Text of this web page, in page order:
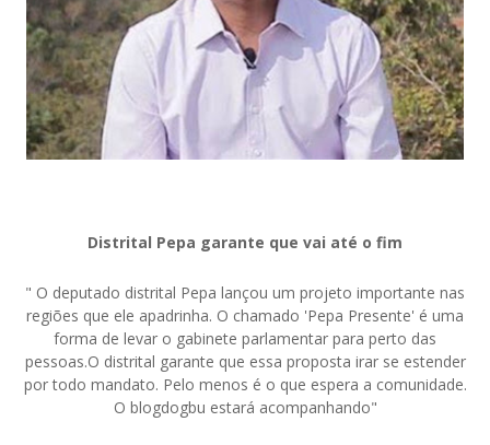
Distrital Pepa garante que vai até o fim
" O deputado distrital Pepa lançou um projeto importante nas
regiões que ele apadrinha. O chamado 'Pepa Presente' é uma
forma de levar o gabinete parlamentar para perto das
pessoas.O distrital garante que essa proposta irar se estender
por todo mandato. Pelo menos é o que espera a comunidade.
O blogdogbu estará acompanhando"